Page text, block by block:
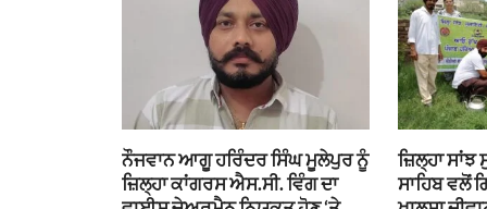
ਨੌਜਵਾਨ ਆਗੂ ਹਰਿੰਦਰ ਸਿੰਘ ਮੂਲੇਪੁਰ ਨੂੰ
ਜ਼ਿਲ੍ਹਾ ਕਾਂਗਰਸ ਐਸ.ਸੀ. ਵਿੰਗ ਦਾ
ਜ਼ਿਲ੍ਹਾ
ਸਾਹਿਬ ਵਲੋਂ